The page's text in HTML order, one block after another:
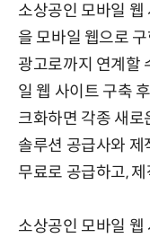
소상공인 모바일
을 모바일 웹으로
광고로까지 연계할
일 웹 사이트 구축
크화하면 각종 새로
솔루션 공급사와
무료로 공급하고,
소상공인 모바일 웹